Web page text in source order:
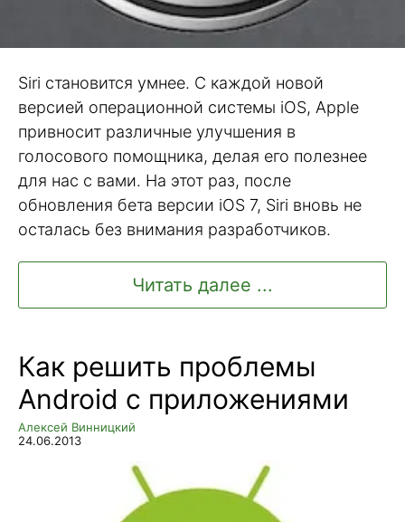
Siri становится умнее. С каждой новой
версией операционной системы iOS, Apple
привносит различные улучшения в
голосового помощника, делая его полезнее
для нас с вами. На этот раз, после
обновления бета версии iOS 7, Siri вновь не
осталась без внимания разработчиков.
Читать далее ...
Как решить проблемы
Android с приложениями
Алексей Винницкий
24.06.2013